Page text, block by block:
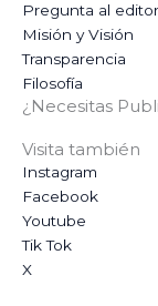
Pregunta al editor
Misión y Visión
Transparencia
Filosofía
¿Necesitas
Visita también
Instagram
Facebook
Youtube
Tik Tok
X